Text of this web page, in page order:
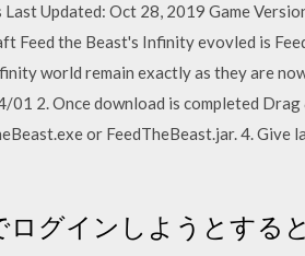
Updated: Oct 28, 2019 Game
Feed the Beast's Infinity evovled is
world remain exactly as they are
2. Once download is completed
or FeedTheBeast.jar. 4. Give
グインしようとする